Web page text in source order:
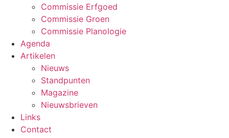
Commissie Erfgoed
Commissie Groen
Commissie Planologie
Agenda
Artikelen
Nieuws
Standpunten
Magazine
Nieuwsbrieven
Links
Contact